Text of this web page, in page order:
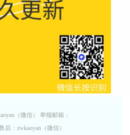
（微信） 举报邮箱：
后：zwkaoyan（微信）